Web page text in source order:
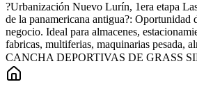
?Urbanización Nuevo Lurín, 1era etapa
de la panamericana antigua?: Oportunidad
negocio. Ideal para almacenes,
fabricas, multiferias, maquinarias pesada,
CANCHA DEPORTIVAS DE GRASS